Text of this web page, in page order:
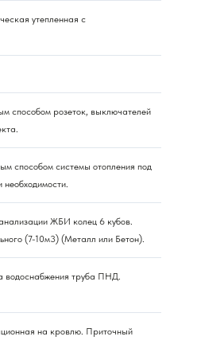
утепленная с
способом розеток, выключателей
способом системы отопления под
ЖБИ колец 6 кубов.
(7-10м3) (Металл или Бетон).
водоснабжения труба ПНД.
на кровлю. Приточный